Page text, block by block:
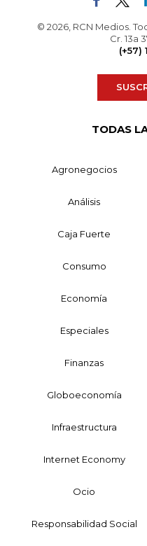
© 2026, RCN Medios.
Cr. 13a
(+57)
TODAS
Agronegocios
Análisis
Caja Fuerte
Consumo
Economía
Especiales
Finanzas
Globoeconomía
Infraestructura
Internet Economy
Ocio
Responsabilidad Social